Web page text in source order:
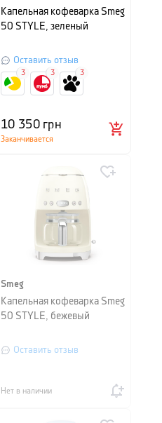
Капельная кофеварка Smeg
50 STYLE, зеленый
Оставить отзыв
10 350грн
Заканчивается
3 3 3
Smeg
Капельная кофеварка Smeg
50 STYLE, бежевый
Оставить отзыв
Нет в наличии